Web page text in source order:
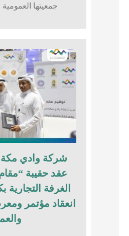
جمعيتها
شركة وادي مكة
عقد حقيبة
الغرفة التجارية
انعقاد مؤتمر